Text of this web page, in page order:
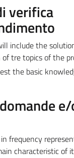
verifica
include the
tre topics of the
the basic
frequency
characteristic of